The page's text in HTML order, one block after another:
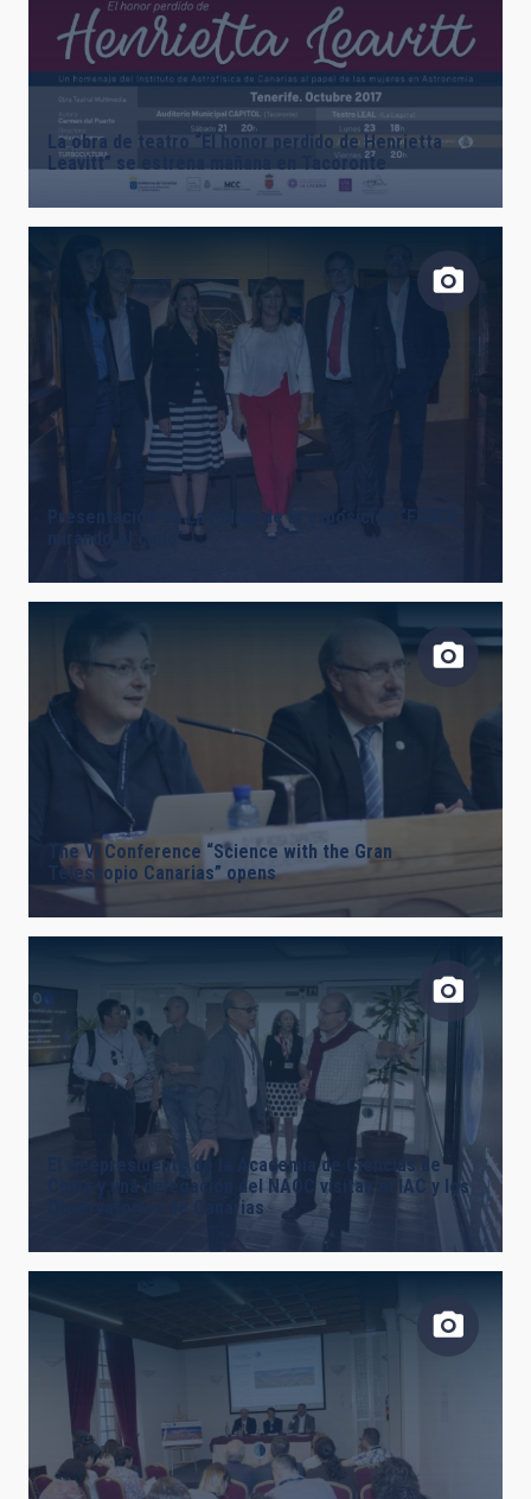
La obra de teatro “El honor perdido de Henrietta
Leavitt” se estrena mañana en Tacoronte
Presentación en La Palma de la exposición “FEDER,
mirando el cielo”
The VI Conference “Science with the Gran
Telescopio Canarias” opens
El vicepresidente de la Academia de Ciencias de
China y una delegación del NAOC visitan el IAC y los
Observatorios de Canarias